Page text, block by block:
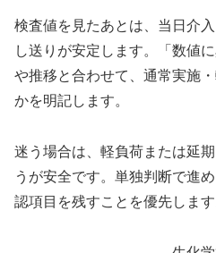
検査値を見たあとは、当日介
し送りが安定します。「数値
や推移と合わせて、通常実施
かを明記します。
迷う場合は、軽負荷または延
うが安全です。単独判断で進
認項目を残すことを優先します